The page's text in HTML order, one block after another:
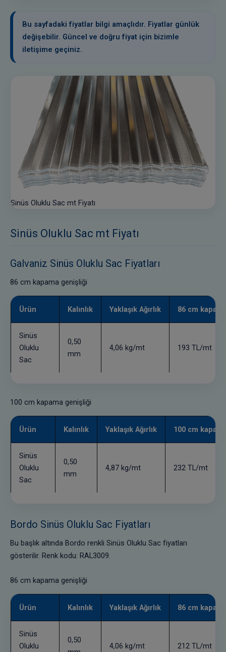
Bu sayfadaki fiyatlar bilgi amaçlıdır. Fiyatlar günlük
değişebilir. Güncel ve doğru fiyat için bizimle
iletişime geçiniz.
Sinüs Oluklu Sac mt Fiyatı
Sinüs Oluklu Sac mt Fiyatı
Galvaniz Sinüs Oluklu Sac Fiyatları
86 cm kapama genişliği
Ürün Kalınlık Yaklaşık Ağırlık 86 cm
Sinüs
Oluklu
Sac
0,50
mm
4,06 kg/mt 193 TL/mt
100 cm kapama genişliği
Ürün Kalınlık Yaklaşık Ağırlık 100 cm
Sinüs
Oluklu
Sac
0,50
mm
4,87 kg/mt 232 TL/mt
Bordo Sinüs Oluklu Sac Fiyatları
Bu başlık altında Bordo renkli Sinüs Oluklu Sac fiyatları
gösterilir. Renk kodu: RAL3009.
86 cm kapama genişliği
Ürün Kalınlık Yaklaşık Ağırlık 86 cm
Sinüs
Oluklu
0,50
4,06 kg/mt 212 TL/mt